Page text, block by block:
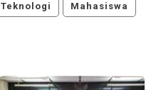
Teknologi Mahasiswa